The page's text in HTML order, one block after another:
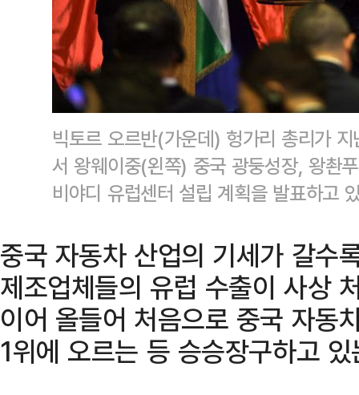
빅토르 오르반(가운데) 헝가리 총리가
서 왕웨이중(왼쪽) 중국 광둥성장, 왕촨
비야디 유럽센터 설립 계획을 발표하
중국 자동차 산업의 기세가 갈수
제조업체들의 유럽 수출이 사상
이어 올들어 처음으로 중국 자동
1위에 오르는 등 승승장구하고